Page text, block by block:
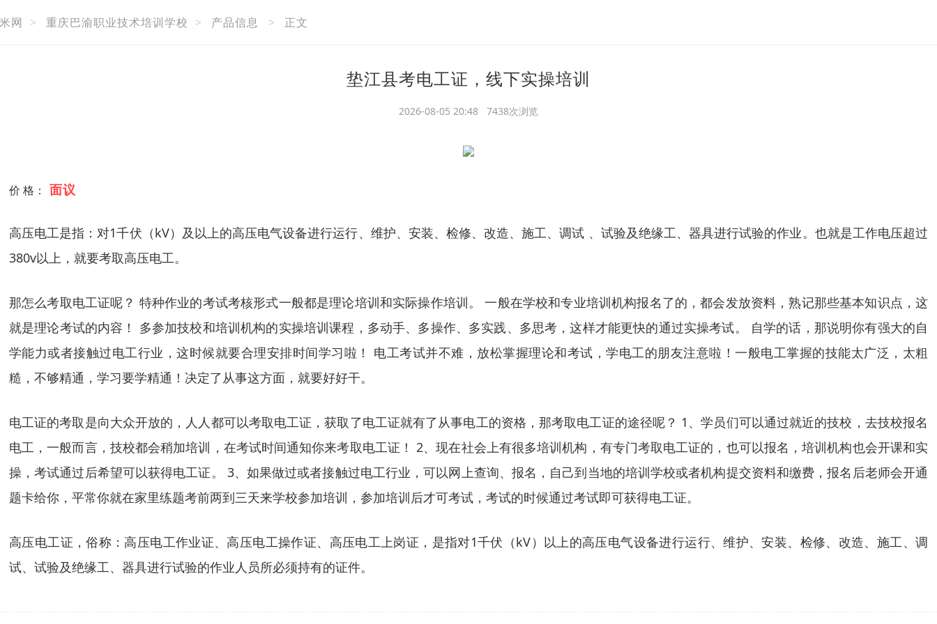
网 > 重庆巴渝职业技术培训学校 > 产品信息 > 正文
垫江县考电工证，线下实操培训
2026-08-05 20:48 7438次浏览
价 格： 面议
高压电工是指：对1千伏（kV）及以上的高压电气设备进行运行、维护、安装、检修、改造、施工、调试 、试验及绝缘工、器具进行试验的作业。也就是工作电压超过
380v以上，就要考取高压电工。
那怎么考取电工证呢？ 特种作业的考试考核形式一般都是理论培训和实际操作培训。 一般在学校和专业培训机构报名了的，都会发放资料，熟记那些基本知识点，这
就是理论考试的内容！ 多参加技校和培训机构的实操培训课程，多动手、多操作、多实践、多思考，这样才能更快的通过实操考试。 自学的话，那说明你有强大的自
学能力或者接触过电工行业，这时候就要合理安排时间学习啦！ 电工考试并不难，放松掌握理论和考试，学电工的朋友注意啦！一般电工掌握的技能太广泛，太粗
糙，不够精通，学习要学精通！决定了从事这方面，就要好好干。
电工证的考取是向大众开放的，人人都可以考取电工证，获取了电工证就有了从事电工的资格，那考取电工证的途径呢？ 1、学员们可以通过就近的技校，去技校报名
电工，一般而言，技校都会稍加培训，在考试时间通知你来考取电工证！ 2、现在社会上有很多培训机构，有专门考取电工证的，也可以报名，培训机构也会开课和实
操，考试通过后希望可以获得电工证。 3、如果做过或者接触过电工行业，可以网上查询、报名，自己到当地的培训学校或者机构提交资料和缴费，报名后老师会开通
题卡给你，平常你就在家里练题考前两到三天来学校参加培训，参加培训后才可考试，考试的时候通过考试即可获得电工证。
高压电工证，俗称：高压电工作业证、高压电工操作证、高压电工上岗证，是指对1千伏（kV）以上的高压电气设备进行运行、维护、安装、检修、改造、施工、调
试、试验及绝缘工、器具进行试验的作业人员所必须持有的证件。